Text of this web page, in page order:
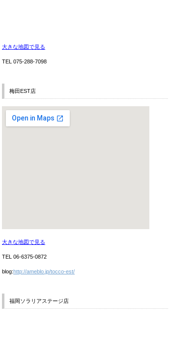
大きな地図で見る
TEL 075-288-7098
梅田EST店
大きな地図で見る
TEL 06-6375-0872
blog:http://ameblo.jp/tocco-est/
福岡ソラリアステージ店